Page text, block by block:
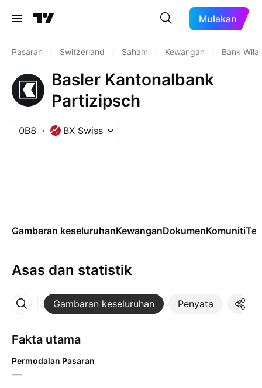
Mulakan
Pasaran Switzerland Saham Kewangan Bank
Basler Kantonalbank
Partizipsch
0B8 BX Swiss
Gambaran keseluruhanKewanganDokumenKomuniti
Asas dan statistik
Gambaran keseluruhan Penyata
Lebih
Fakta utama
Permodalan Pasaran
—